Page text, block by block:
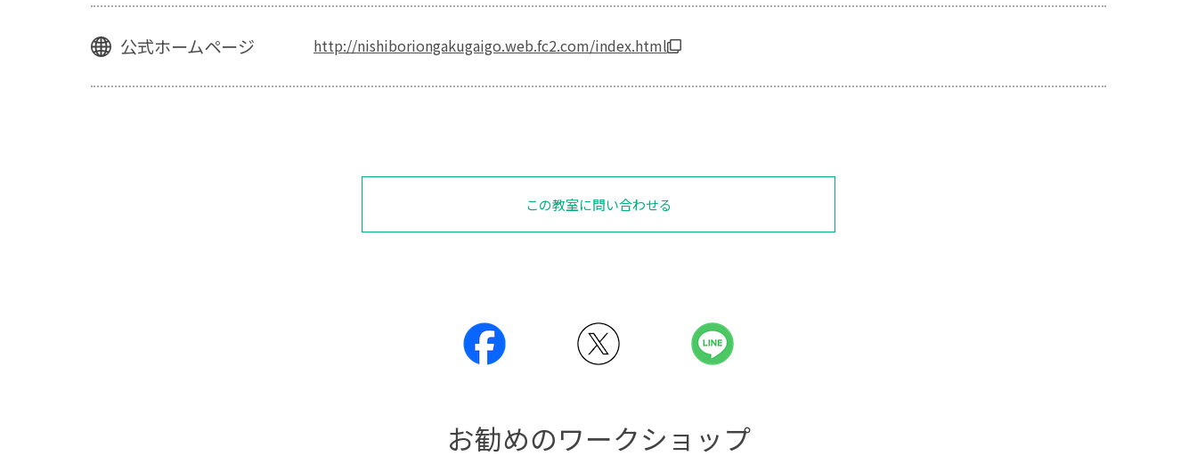
公式ホームページ http://nishiboriongakugaigo.web.fc2.com/index.html
この教室に問い合わせる
お勧めのワークショップ